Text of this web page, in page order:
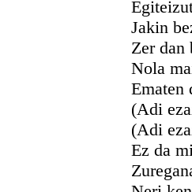
Egiteizut
Jakin bezate
Zer dan
Nola
Ematen
(Adi ezazu,
(Adi ezazu,
Ez da